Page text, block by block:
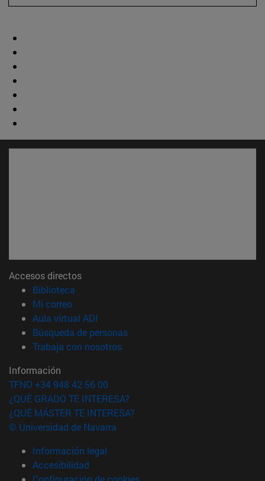
Accesos directos
Biblioteca
Mi correo(abre en nueva ventana)
Aula virtual ADI
Búsqueda de personas(abre en nueva ventana)
Trabaja con nosotros(abre en nueva ventana)
Información
TFNO +34 948 42 56 00
¿QUÉ GRADO TE INTERESA?
¿QUÉ MÁSTER TE INTERESA?
© Universidad de Navarra
Información legal
Accesibilidad